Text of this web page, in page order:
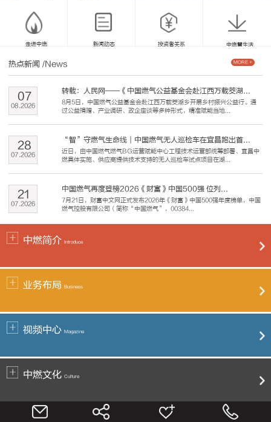
走进中燃 新闻动态 投资者关系 中燃慧生活
热点新闻 /News
转载：人民网——《中国燃气公益基金会赴江西万载茭湖...
8月5日，中国燃气公益基金会赴江西万载茭湖乡开展乡村振兴公益行。通
过公益捐赠、产业调研、政企座谈等多种形式，精准赋能当地...
08.2026
07
“智”守燃气生命线｜中国燃气无人巡检车在宜昌跑出首...
近日，由中国燃气燃气BG运营赋能中心工程技术运营部统筹部署、宜昌中
燃具体实施、供应商提供技术支持的无人巡检车试点项目在湖...
07.2026
28
中国燃气再度登榜2026《财富》中国500强 位列...
7月21日，财富中文网正式发布2026年《财富》中国500强年度榜单，中国
燃气控股有限公司（简称“中国燃气”，00384...
07.2026
21
MORE +
中燃简介 Introduce
业务布局 Business
视频中心 Magazine
中燃文化 Culture